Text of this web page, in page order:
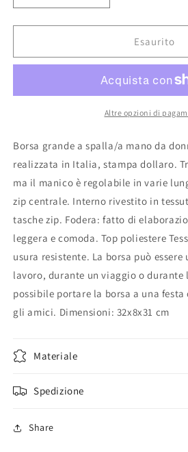
quantità
per
Shoulder
a
regolabile
Donna
in
Vera
Pelle
Made
in
Italy
quantità
per
Modarno
Shoulder
Borsa
a
Spalla/a
regolabile
Donna
in
Vera
Pelle
Made
in
Italy
Esaurito
Altre opzioni di
Borsa grande a spalla/a mano da
realizzata in Italia, stampa dollaro.
ma il manico è regolabile in varie
zip centrale. Interno rivestito in
tasche zip. Fodera: fatto di
leggera e comoda. Top poliestere
usura resistente. La borsa può
lavoro, durante un viaggio o durante
possibile portare la borsa a una festa
gli amici. Dimensioni: 32x8x31 cm
Materiale
Spedizione
Share